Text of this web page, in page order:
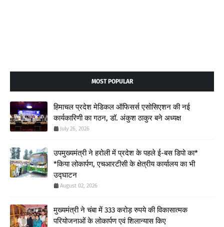
MOST POPULAR
हिमाचल प्रदेश मेडिकल ऑफिसर्स एसोसिएशन की नई
कार्यकारिणी का गठन, डॉ. अंकुश ठाकुर बने अध्यक्ष
July 26, 2026
उपमुख्यमंत्री ने हरोली में प्रदेश के पहले ई-बस डिपो का*
*किया लोकार्पण, एचआरटीसी के क्षेत्रीय कार्यालय का भी
उद्घाटन
August 02, 2026
मुख्यमंत्री ने चंबा में 333 करोड़ रुपये की विकासात्मक
परियोजनाओं के लोकार्पण एवं शिलान्यास किए